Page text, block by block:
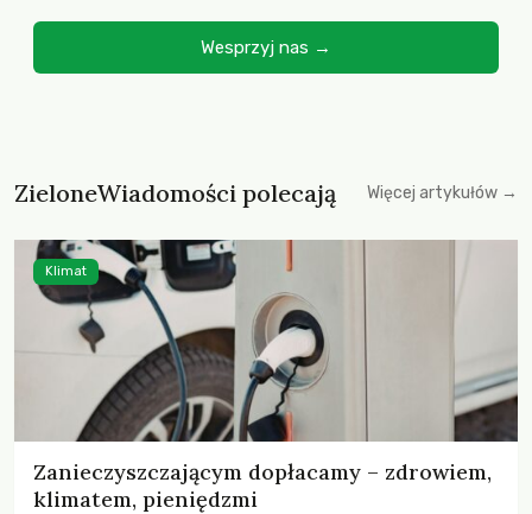
Wesprzyj nas →
ZieloneWiadomości polecają Więcej artykułów →
Zanieczyszczającym dopłacamy – zdrowiem,
klimatem, pieniędzmi
Klimat